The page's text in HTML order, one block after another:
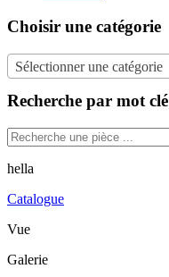
Choisir une catégorie
Sélectionner une catégorie
Recherche par mot clé
hella
Catalogue
Vue
Galerie